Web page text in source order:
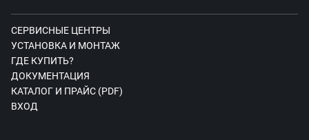
СЕРВИСНЫЕ ЦЕНТРЫ
УСТАНОВКА И МОНТАЖ
ГДЕ КУПИТЬ?
ДОКУМЕНТАЦИЯ
КАТАЛОГ И ПРАЙС (PDF)
ВХОД